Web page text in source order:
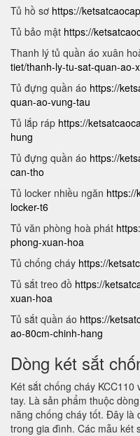
Tủ hồ sơ https://
Tủ bảo mật https://
Thanh lý tủ quần áo xuân
tiet/thanh-ly-tu-sat-quan-ao-
Tủ đựng quần áo https://
quan-ao-vung-tau
Tủ lắp ráp https://
hung
Tủ đựng quần áo https://
can-tho
Tủ locker nhiều ngăn https://
locker-t6
Tủ văn phòng hoà phát
phong-xuan-hoa
Tủ chống cháy https://
Tủ sắt treo đồ https://
xuan-hoa
Tủ sắt quần áo https://
ao-80cm-chinh-hang
Dòng két sắt
Két sắt chống cháy
tay. Là sản phẩm thuộc
năng chống cháy tốt. Đây là
trong gia đình. Các mẫu két